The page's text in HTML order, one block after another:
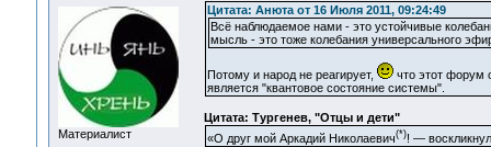
Материалист
Цитата: Анюта от 16 Июля 2011, 09:24:49
Всё наблюдаемое нами - это устойчивые
мысль - это тоже колебания универсального
Потому и народ не реагирует,
что этот форум
является "квантовое состояние системы".
Цитата: Тургенев, "Отцы и дети"
«О друг мой Аркадий Николаевич(*)! —